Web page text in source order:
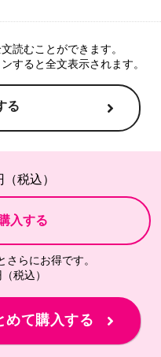
読むことができます。
すると全文表示されます。
る
税込）
らにお得です。
税込）
めて購入する